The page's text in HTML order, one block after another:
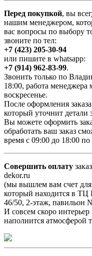
Перед покупкой, вы
нашим менеджером,
вас вопросы по выбору
звоните по тел:
+7 (423) 205-30-94
или пишите в whatsapp:
+7 (914) 962-83-99.
Звонить только по
18:00, работа менеджера
воскресенье.
После оформления
который уточнит детали
Вы можете оформить
обработать ваш заказ
время с 09:00 до 18:00
Совершить оплату
dekor.ru
(мы вышлем вам счет для
который находится в ТЦ
46/50, 2-этаж, павильон
И совсем скоро
наполнится атмосферой